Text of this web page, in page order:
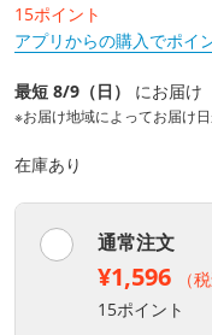
15ポイント
アプリからの購入でポイ
最短 8/9（日） にお届け
※お届け地域によってお届け
在庫あり
通常注文
¥1,596 （
15ポイント